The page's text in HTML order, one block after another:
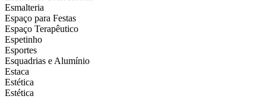
Esmalteria
Espaço para Festas
Espaço Terapêutico
Espetinho
Esportes
Esquadrias e Alumínio
Estaca
Estética
Estética